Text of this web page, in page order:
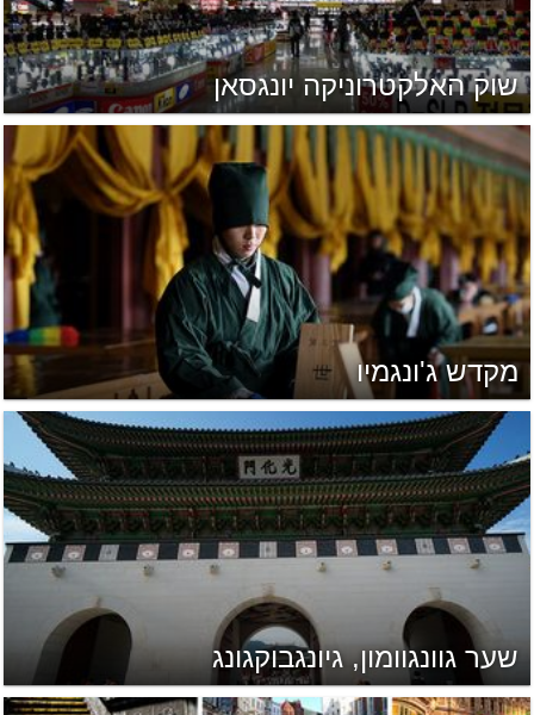
שוק האלקטרוניקה יונגסאן
מקדש ג'ונגמיו
שער גוונגוומון, גיונגבוקגונג